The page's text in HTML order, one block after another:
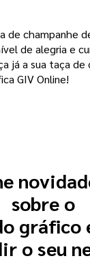
de champanhe
de alegria e
já a sua taça de
GIV Online!
sobre o
gráfico
o seu